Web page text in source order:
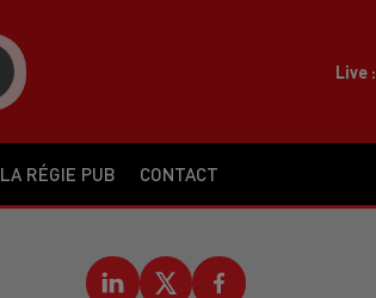
LA RÉGIE PUB CONTACT
Live :